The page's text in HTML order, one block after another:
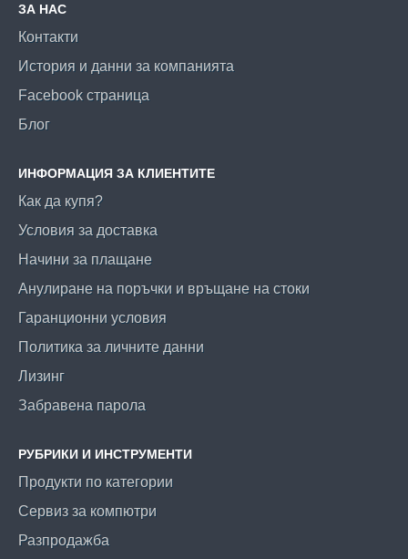
ЗА НАС
Контакти
История и данни за компанията
Facebook страница
Блог
ИНФОРМАЦИЯ ЗА КЛИЕНТИТЕ
Как да купя?
Условия за доставка
Начини за плащане
Анулиране на поръчки и връщане на стоки
Гаранционни условия
Политика за личните данни
Лизинг
Забравена парола
РУБРИКИ И ИНСТРУМЕНТИ
Продукти по категории
Сервиз за компютри
Разпродажба